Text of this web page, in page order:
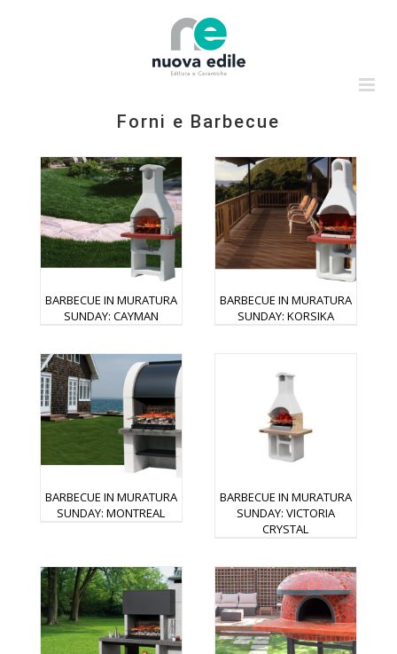
Forni e Barbecue
BARBECUE IN MURATURA
SUNDAY: CAYMAN
BARBECUE IN MURATURA
SUNDAY: KORSIKA
BARBECUE IN MURATURA
SUNDAY: MONTREAL
BARBECUE IN MURATURA
SUNDAY: VICTORIA
CRYSTAL